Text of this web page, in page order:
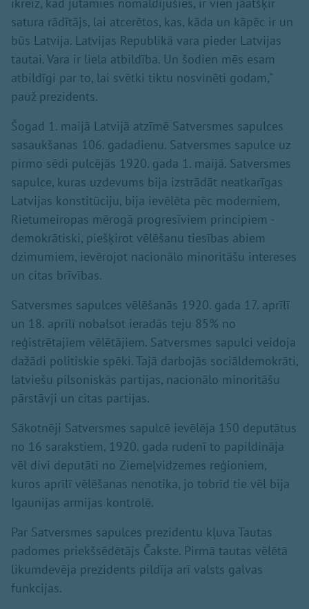
ikreiz, kad jūtamies nomaldījušies, ir vien jāatšķir
satura rādītājs, lai atcerētos, kas, kāda un kāpēc ir un
būs Latvija. Latvijas Republikā vara pieder Latvijas
tautai. Vara ir liela atbildība. Un šodien mēs esam
atbildīgi par to, lai svētki tiktu nosvinēti godam,"
pauž prezidents.
Šogad 1. maijā Latvijā atzīmē Satversmes sapulces
sasaukšanas 106. gadadienu. Satversmes sapulce uz
pirmo sēdi pulcējās 1920. gada 1. maijā. Satversmes
sapulce, kuras uzdevums bija izstrādāt neatkarīgas
Latvijas konstitūciju, bija ievēlēta pēc moderniem,
Rietumeiropas mērogā progresīviem principiem -
demokrātiski, piešķirot vēlēšanu tiesības abiem
dzimumiem, ievērojot nacionālo minoritāšu intereses
un citas brīvības.
Satversmes sapulces vēlēšanās 1920. gada 17. aprīlī
un 18. aprīlī nobalsot ieradās teju 85% no
reģistrētajiem vēlētājiem. Satversmes sapulci veidoja
dažādi politiskie spēki. Tajā darbojās sociāldemokrāti,
latviešu pilsoniskās partijas, nacionālo minoritāšu
pārstāvji un citas partijas.
Sākotnēji Satversmes sapulcē ievēlēja 150 deputātus
no 16 sarakstiem. 1920. gada rudenī to papildināja
vēl divi deputāti no Ziemeļvidzemes reģioniem,
kuros aprīlī vēlēšanas nenotika, jo tobrīd tie vēl bija
Igaunijas armijas kontrolē.
Par Satversmes sapulces prezidentu kļuva Tautas
padomes priekšsēdētājs Čakste. Pirmā tautas vēlētā
likumdevēja prezidents pildīja arī valsts galvas
funkcijas.